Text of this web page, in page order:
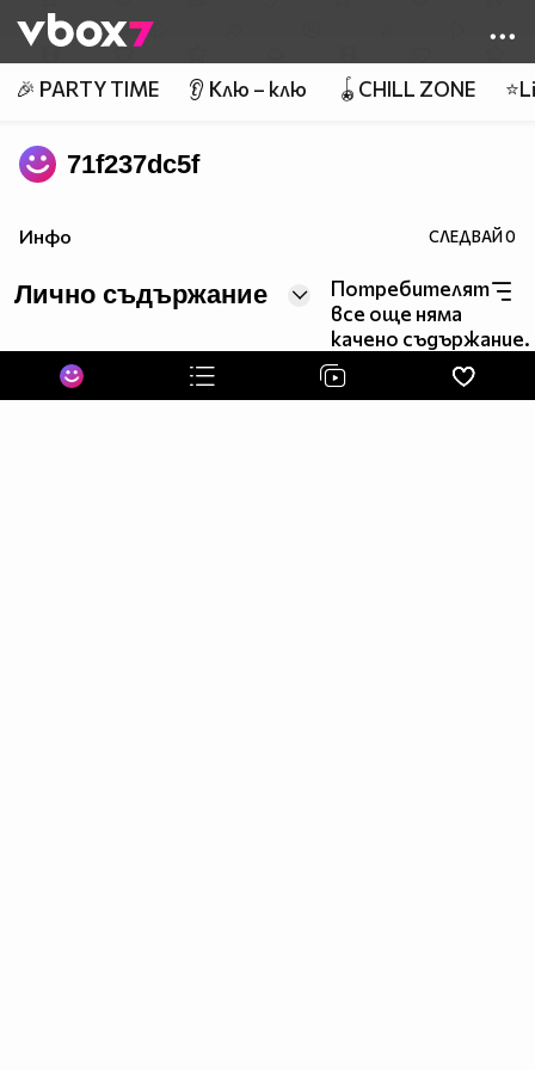
👾
🎉 PARTY TIME 👂 Клю – клю 🪀CHILL ZONE
71f237dc5f
Инфо СЛЕДВАЙ0
Лично съдържание
Потребителят
все още няма
качено съдържание.